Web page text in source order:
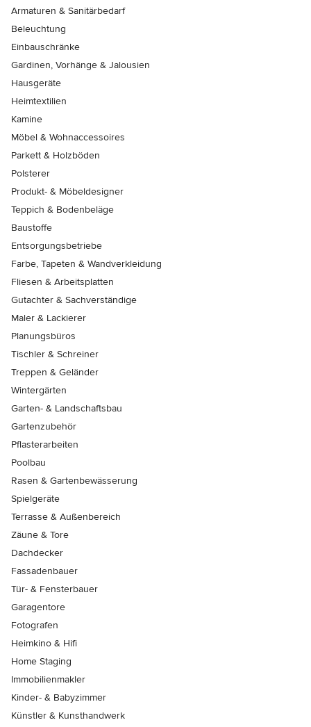
Armaturen & Sanitärbedarf
Beleuchtung
Einbauschränke
Gardinen, Vorhänge & Jalousien
Hausgeräte
Heimtextilien
Kamine
Möbel & Wohnaccessoires
Parkett & Holzböden
Polsterer
Produkt- & Möbeldesigner
Teppich & Bodenbeläge
Baustoffe
Entsorgungsbetriebe
Farbe, Tapeten & Wandverkleidung
Fliesen & Arbeitsplatten
Gutachter & Sachverständige
Maler & Lackierer
Planungsbüros
Tischler & Schreiner
Treppen & Geländer
Wintergärten
Garten- & Landschaftsbau
Gartenzubehör
Pflasterarbeiten
Poolbau
Rasen & Gartenbewässerung
Spielgeräte
Terrasse & Außenbereich
Zäune & Tore
Dachdecker
Fassadenbauer
Tür- & Fensterbauer
Garagentore
Fotografen
Heimkino & Hifi
Home Staging
Immobilienmakler
Kinder- & Babyzimmer
Künstler & Kunsthandwerk